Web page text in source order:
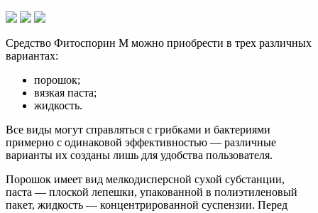
Средство Фитоспорин М можно приобрести в трех различных
вариантах:
порошок;
вязкая паста;
жидкость.
Все виды могут справляться с грибками и бактериями
примерно с одинаковой эффективностью — различные
варианты их созданы лишь для удобства пользователя.
Порошок имеет вид мелкодисперсной сухой субстанции,
паста — плоской лепешки, упакованной в полиэтиленовый
пакет, жидкость — концентрированной суспензии. Перед